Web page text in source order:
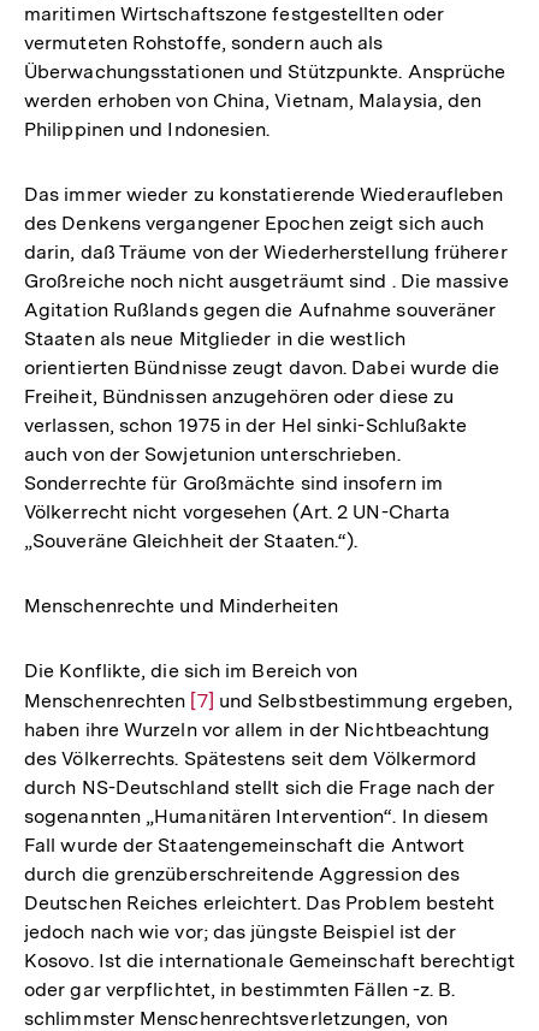
maritimen Wirtschaftszone festgestellten oder
vermuteten Rohstoffe, sondern auch als
Überwachungsstationen und Stützpunkte. Ansprüche
werden erhoben von China, Vietnam, Malaysia, den
Philippinen und Indonesien.
Das immer wieder zu konstatierende Wiederaufleben
des Denkens vergangener Epochen zeigt sich auch
darin, daß Träume von der Wiederherstellung früherer
Großreiche noch nicht ausgeträumt sind . Die massive
Agitation Rußlands gegen die Aufnahme souveräner
Staaten als neue Mitglieder in die westlich
orientierten Bündnisse zeugt davon. Dabei wurde die
Freiheit, Bündnissen anzugehören oder diese zu
verlassen, schon 1975 in der Hel­ sinki-Schlußakte
auch von der Sowjetunion unterschrieben.
Sonderrechte für Großmächte sind insofern im
Völkerrecht nicht vorgesehen (Art. 2 UN-Charta
„Souveräne Gleichheit der Staaten.“).
Menschenrechte und Minderheiten
Die Konflikte, die sich im Bereich von
Menschenrechten Zur
Auflösung
der
Fußnote
[7] und Selbstbestimmung ergeben,
haben ihre Wurzeln vor allem in der Nichtbeachtung
des Völkerrechts. Spätestens seit dem Völkermord
durch NS-Deutschland stellt sich die Frage nach der
sogenannten „Humanitären Intervention“. In diesem
Fall wurde der Staatengemeinschaft die Antwort
durch die grenzüberschreitende Aggression des
Deutschen Reiches erleichtert. Das Problem besteht
jedoch nach wie vor; das jüngste Beispiel ist der
Kosovo. Ist die internationale Gemeinschaft berechtigt
oder gar verpflichtet, in bestimmten Fällen -z. B.
schlimmster Menschenrechtsverletzungen, von